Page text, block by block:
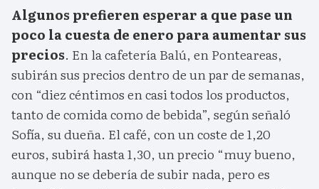
Algunos prefieren esperar a que pase un
poco la cuesta de enero para aumentar sus
precios. En la cafetería Balú, en Ponteareas,
subirán sus precios dentro de un par de semanas,
con “diez céntimos en casi todos los productos,
tanto de comida como de bebida”, según señaló
Sofía, su dueña. El café, con un coste de 1,20
euros, subirá hasta 1,30, un precio “muy bueno,
aunque no se debería de subir nada, pero es